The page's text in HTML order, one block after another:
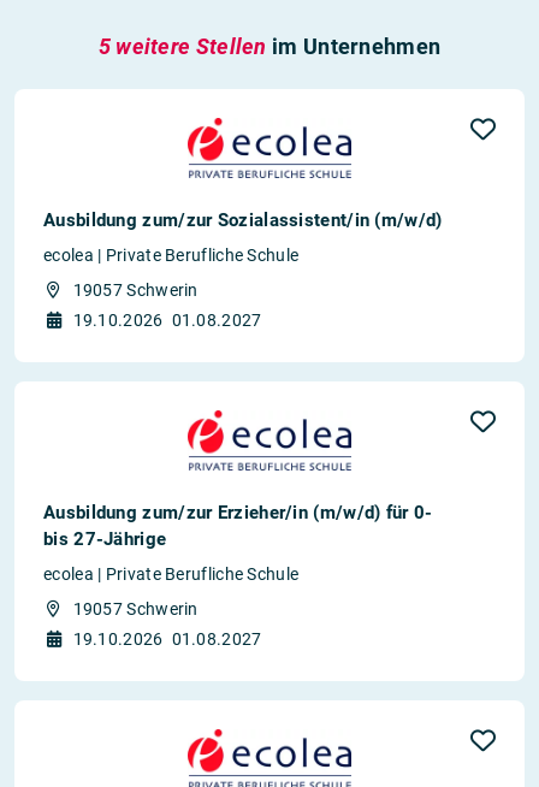
5 weitere Stellen im Unternehmen
Ausbildung zum/zur Sozialassistent/in (m/w/d)
ecolea | Private Berufliche Schule
19057 Schwerin
19.10.2026 01.08.2027
Ausbildung zum/zur Erzieher/in (m/w/d) für 0-
bis 27-Jährige
ecolea | Private Berufliche Schule
19057 Schwerin
19.10.2026 01.08.2027